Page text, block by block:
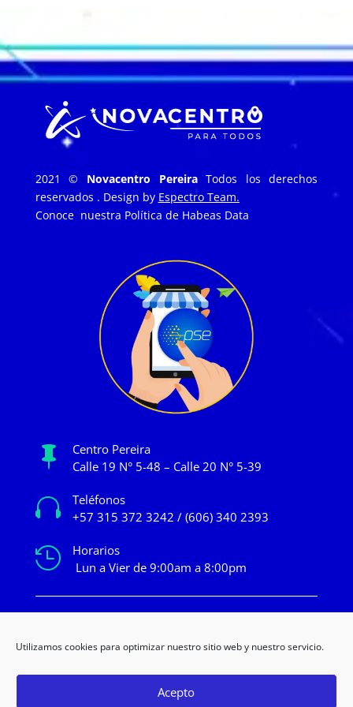
Utilizamos cookies para optimizar nuestro sitio web y nuestro servicio.
Acepto
2021 © Novacentro PereiraTodos los derechos
reservados . Design by Espectro Team.
Conoce nuestra Política de Habeas Data

Centro Pereira
Calle 19 N° 5-48 – Calle 20 N° 5-39

Teléfonos
+57 315 372 3242 / (606) 340 2393

Horarios
Lun a Vier de 9:00am a 8:00pm